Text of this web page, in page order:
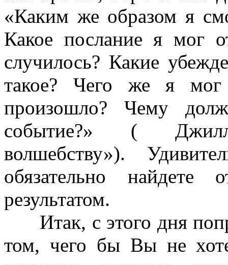
«Каким же образом я
Какое послание я мог
случилось? Какие
такое? Чего же я мог
произошло? Чему
событие?» (
волшебству»).
обязательно
результатом.
Итак, с этого дня
том, чего бы Вы не